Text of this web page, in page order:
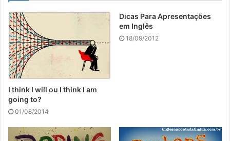
I think I will ou I think I am
going to?
01/08/2014
Dicas Para Apresentações
em Inglês
18/09/2012